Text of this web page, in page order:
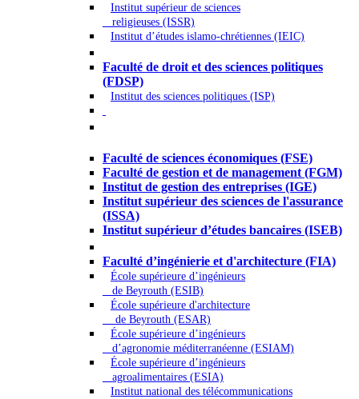
Institut supérieur de sciences
religieuses (ISSR)
Institut d’études islamo-chrétiennes (IEIC)
Faculté de droit et des sciences politiques
(FDSP)
Institut des sciences politiques (ISP)
Faculté de sciences économiques (FSE)
Faculté de gestion et de management (FGM)
Institut de gestion des entreprises (IGE)
Institut supérieur des sciences de l'assurance
(ISSA)
Institut supérieur d’études bancaires (ISEB)
Faculté d’ingénierie et d'architecture (FIA)
École supérieure d’ingénieurs
de Beyrouth (ESIB)
École supérieure d'architecture
de Beyrouth (ESAR)
École supérieure d’ingénieurs
d’agronomie méditerranéenne (ESIAM)
École supérieure d’ingénieurs
agroalimentaires (ESIA)
Institut national des télécommunications